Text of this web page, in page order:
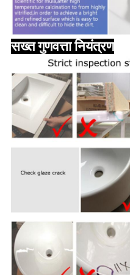
सख्त गुणवत्ता नियंत्रण